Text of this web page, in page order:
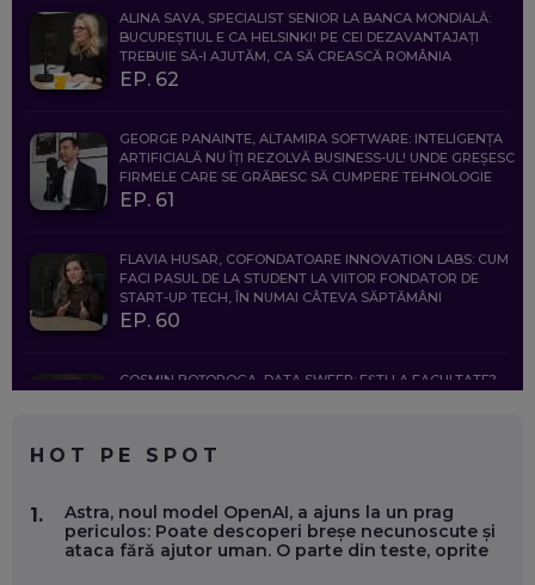
ALINA SAVA, SPECIALIST SENIOR LA BANCA MONDIALĂ:
BUCUREȘTIUL E CA HELSINKI! PE CEI DEZAVANTAJAȚI
TREBUIE SĂ-I AJUTĂM, CA SĂ CREASCĂ ROMÂNIA
EP. 62
GEORGE PANAINTE, ALTAMIRA SOFTWARE: INTELIGENȚA
ARTIFICIALĂ NU ÎȚI REZOLVĂ BUSINESS-UL! UNDE GREȘESC
FIRMELE CARE SE GRĂBESC SĂ CUMPERE TEHNOLOGIE
EP. 61
FLAVIA HUSAR, COFONDATOARE INNOVATION LABS: CUM
FACI PASUL DE LA STUDENT LA VIITOR FONDATOR DE
START-UP TECH, ÎN NUMAI CÂTEVA SĂPTĂMÂNI
EP. 60
COSMIN BOȚOROGA, DATA SWEEP: EȘTI LA FACULTATE?
FOLOSEȘTI TEHNOLOGIA CA SĂ FII MAI BUN LA JOB. ȘI CUM
SE VA SCHIMBA MUNCA, ÎN URMĂTORII ANI
EP. 58
HOT PE SPOT
1.
Astra, noul model OpenAI, a ajuns la un prag
periculos: Poate descoperi breșe necunoscute și
ataca fără ajutor uman. O parte din teste, oprite